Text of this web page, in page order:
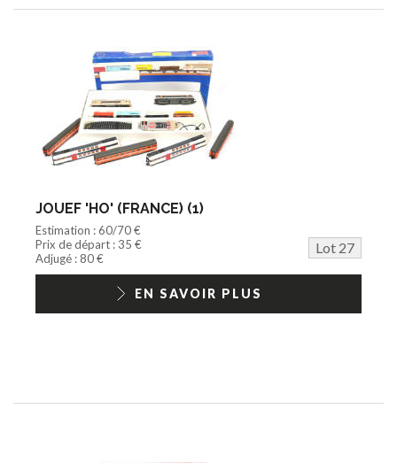
JOUEF 'HO' (FRANCE) (1)
Estimation : 60/70 €
Prix de départ : 35 €
Lot 27
Adjugé : 80 €
EN SAVOIR PLUS